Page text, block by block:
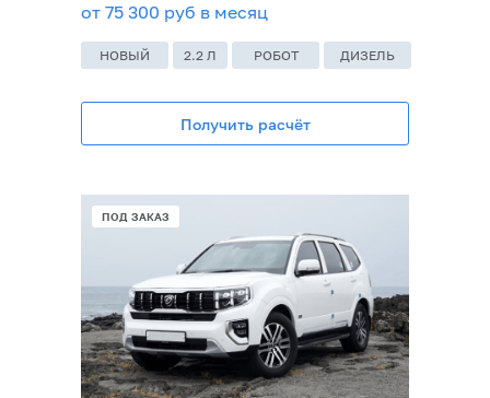
от 75 300 руб в месяц
2.2 Л РОБОТ ДИЗЕЛЬ
НОВЫЙ
Получить расчёт
ПОД ЗАКАЗ